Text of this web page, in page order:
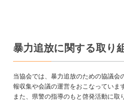
相談・苦情等の受付状況（2026
過去の相談・苦情等の受付状況
銀行とりひき相談所のコピー
暴力追放に関する取り
当協会では、暴力追放のための協議会
報収集や会議の運営をおこなっていま
また、県警の指導のもと啓発活動に取